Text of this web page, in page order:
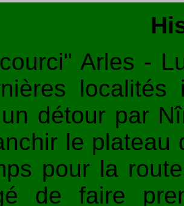
Arles -
détour par
le plateau
pour la
de faire